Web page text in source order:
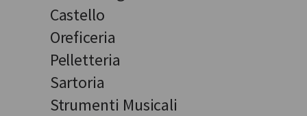
Castello
Oreficeria
Pelletteria
Sartoria
Strumenti Musicali